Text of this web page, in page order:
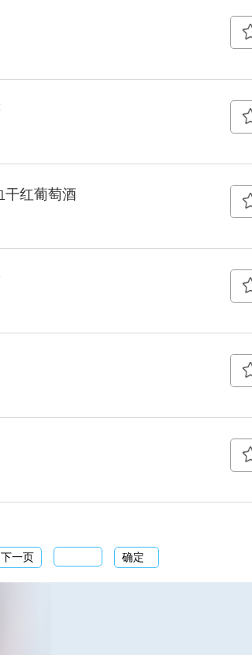
干红葡萄酒
下一页